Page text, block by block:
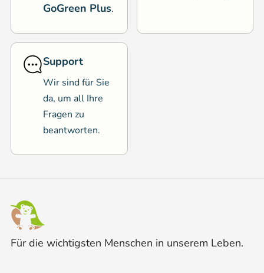
GoGreen Plus.
Support
Wir sind für Sie
da, um all Ihre
Fragen zu
beantworten.
Für die wichtigsten Menschen in unserem Leben.